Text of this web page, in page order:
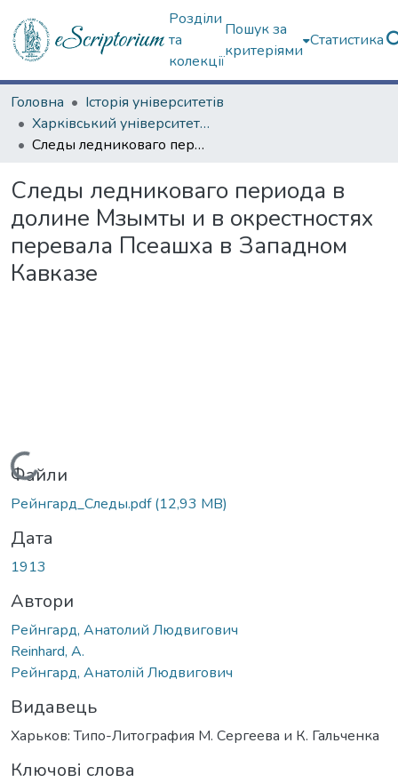
Розділи
та
колекції
Пошук за
критеріями
Статистика
Головна
Історія університетів
Харківський університет (до 217-річчя)
Следы ледниковаго периода в долине Мзымты и в окрестностях перевала Псеашха в Западном Кавказе
Следы ледниковаго периода в
долине Мзымты и в окрестностях
перевала Псеашха в Западном
Кавказе
Вантажиться...
Файли
Рейнгард_Следы.pdf(12,93 MB)
Дата
1913
Автори
Рейнгард, Анатолий Людвигович
Reinhard, A.
Рейнгард, Анатолій Людвигович
Видавець
Харьков: Типо-Литография М. Сергеева и К. Гальченка
Ключові слова